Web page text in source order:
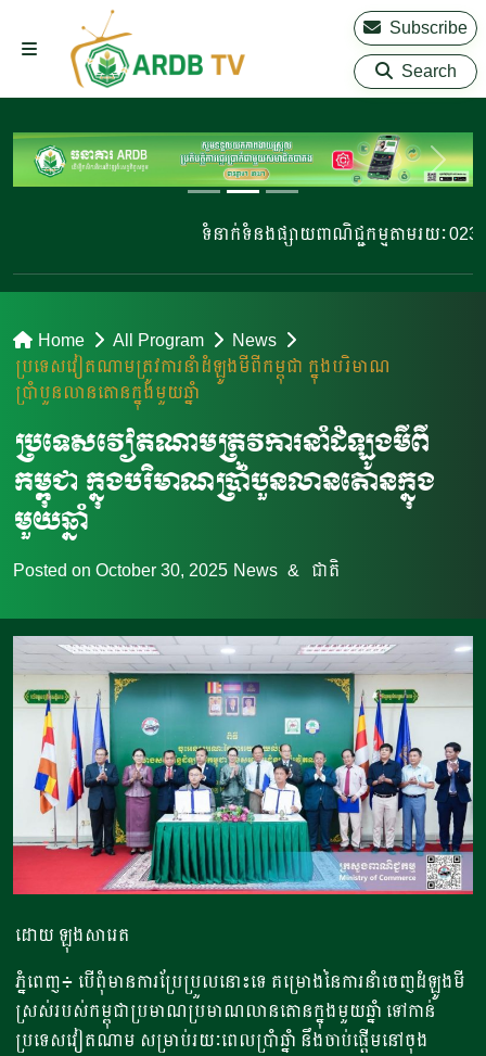
Subscribe
Search
ទំនាក់ទំនងផ្សាយពាណិជ្ជកម្មតាមរយៈ 023
Home All Program
News
ប្រទេសវៀតណាមត្រូវការនាំដំឡូងមីពីកម្ពុជា ក្នុងបរិមាណ
ប្រាំបួនលានតោនក្នុងមួយឆ្នាំ
ប្រទេសវៀតណាមត្រូវការនាំដំឡូងមីពី
កម្ពុជា ក្នុងបរិមាណប្រាំបួនលានតោនក្នុង
មួយឆ្នាំ
Posted on October 30, 2025 News & ជាតិ
ដោយ ឡុងសារេត
ភ្នំពេញ៖ បើពុំមានការប្រែប្រួលនោះទេ គម្រោងនៃការនាំចេញដំឡូងមី
ស្រស់របស់កម្ពុជាប្រមាណប្រមាណលានតោនក្នុងមួយឆ្នាំ ទៅកាន់
ប្រទេសវៀតណាម សម្រាប់រយៈពេលប្រាំឆ្នាំ នឹងចាប់ផ្តើមនៅចុង